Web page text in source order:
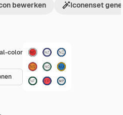
color
bewerken Iconenset